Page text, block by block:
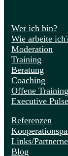
Wer ich bin?
Wie arbeite
Moderation
Training
Beratung
Coaching
Offene
Executive
Referenzen
Links/
Blog